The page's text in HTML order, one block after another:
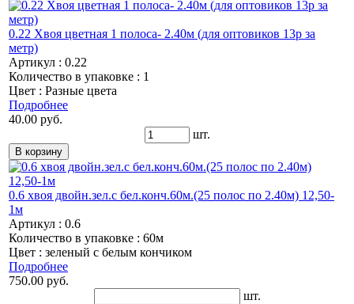
0.22 Хвоя цветная 1 полоса- 2.40м (для оптовиков 13р за
метр)
Артикул : 0.22
Количество в упаковке : 1
Цвет : Разные цвета
Подробнее
40.00 руб.
шт.
0.6 хвоя двойн.зел.с бел.конч.60м.(25 полос по 2.40м) 12,50-
1м
Артикул : 0.6
Количество в упаковке : 60м
Цвет : зеленый с белым кончиком
Подробнее
750.00 руб.
шт.